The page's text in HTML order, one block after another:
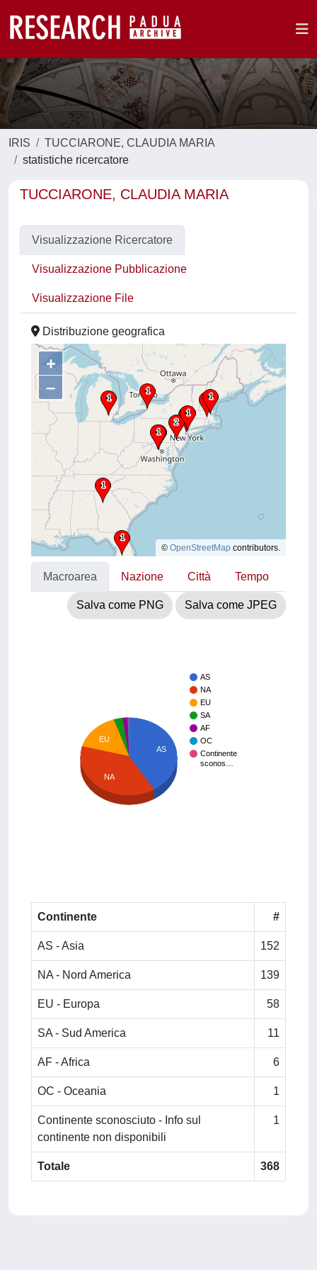
IRIS
TUCCIARONE, CLAUDIA MARIA
statistiche ricercatore
TUCCIARONE, CLAUDIA MARIA
Visualizzazione Ricercatore
Visualizzazione Pubblicazione
Visualizzazione File
Distribuzione geografica
+
–
© OpenStreetMap contributors.
Macroarea Nazione Città Tempo
Salva come PNG Salva come JPEG
AS
NA
EU
SA
AF
OC
Continente
sconos…
AS
EU
NA
Continente #
AS - Asia 152
NA - Nord America 139
EU - Europa 58
SA - Sud America 11
AF - Africa 6
OC - Oceania 1
Continente sconosciuto - Info sul
continente non disponibili
1
Totale 368